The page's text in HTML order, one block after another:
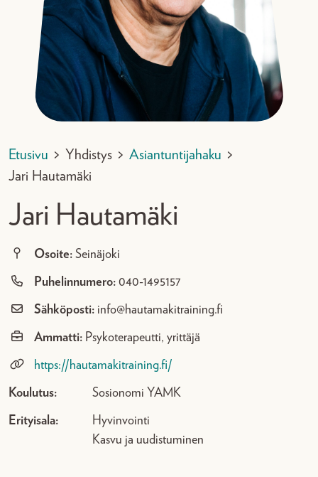
Etusivu > Yhdistys > Asiantuntijahaku >
Jari Hautamäki
Jari Hautamäki
Osoite: Seinäjoki
Puhelinnumero: 040-1495157
Sähköposti: info@hautamakitraining.fi
Ammatti: Psykoterapeutti, yrittäjä
https://hautamakitraining.fi/
Koulutus: Sosionomi YAMK
Erityisala:
Hyvinvointi
Kasvu ja uudistuminen